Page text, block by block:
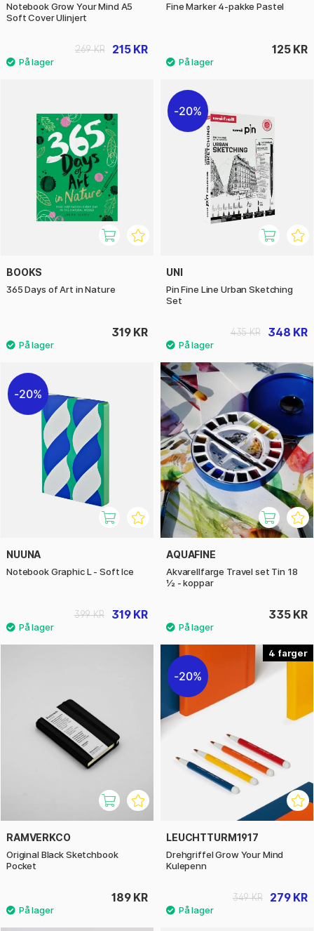
Notebook Grow Your Mind A5
Soft Cover Ulinjert
215 KR
269 KR
Fine Marker 4-pakke Pastel
125 KR
BOOKS
365 Days of Art in Nature
319 KR
20%
UNI
Pin Fine Line Urban Sketching
Set
348 KR
435 KR
20%
NUUNA
Notebook Graphic L - Soft Ice
319 KR
399 KR
AQUAFINE
Akvarellfarge Travel set Tin 18
½ - koppar
335 KR
RAMVERKCO
Original Black Sketchbook
Pocket
189 KR
4
20%
LEUCHTTURM1917
Drehgriffel Grow Your Mind
Kulepenn
279 KR
349 KR